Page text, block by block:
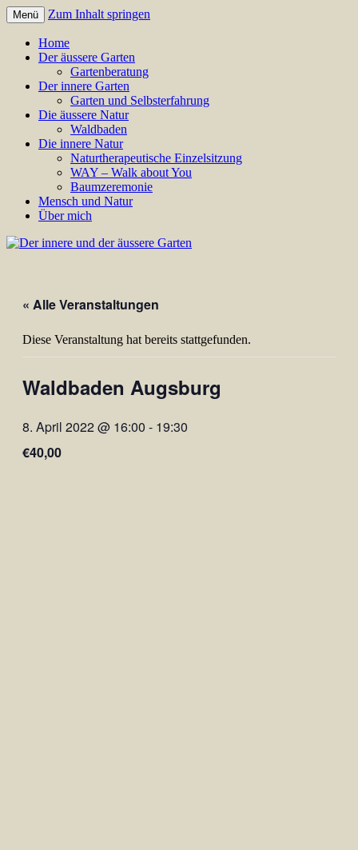
Der innere und der äussere
Garten
Menü Zum Inhalt springen
Home
Der äussere Garten
Gartenberatung
Der innere Garten
Garten und Selbsterfahrung
Die äussere Natur
Waldbaden
Die innere Natur
Naturtherapeutische Einzelsitzung
WAY – Walk about You
Baumzeremonie
Mensch und Natur
Über mich
« Alle Veranstaltungen
Diese Veranstaltung hat bereits stattgefunden.
Waldbaden Augsburg
8. April 2022 @ 16:00 - 19:30
€40,00